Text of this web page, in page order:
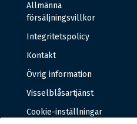
Allmänna
försäljningsvillkor
Integritetspolicy
Kontakt
Övrig information
Visselblåsartjänst
Cookie-inställningar